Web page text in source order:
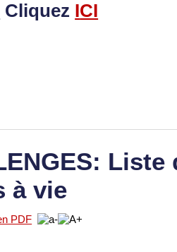
Cliquez ICI
Liste
à vie